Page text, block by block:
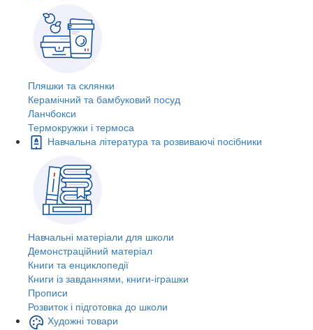
Пляшки та склянки
Керамічний та бамбуковий посуд
Ланчбокси
Термокружки і термоса
Навчальна література та розвиваючі посібники
Навчальні матеріали для школи
Демонстраційний матеріал
Книги та енциклопедії
Книги із завданнями, книги-іграшки
Прописи
Розвиток і підготовка до школи
Художні товари